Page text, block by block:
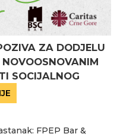
ZA DODJELU
SOCIJALNOG
FPEP Bar &